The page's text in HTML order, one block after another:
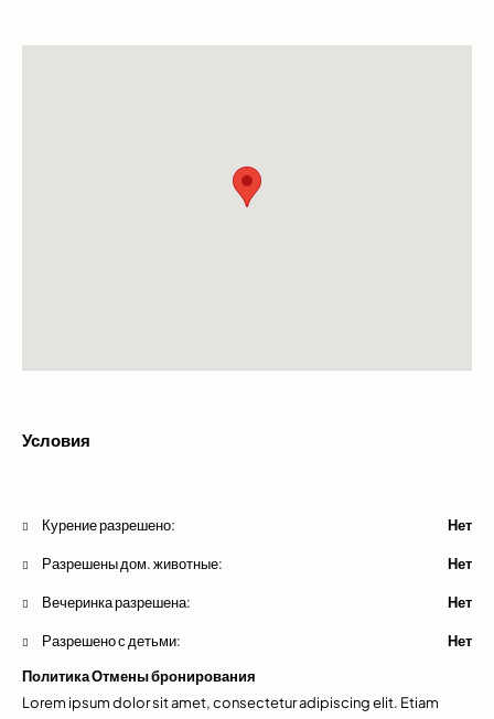
Условия
Курение разрешено: Нет
Разрешены дом. животные: Нет
Вечеринка разрешена: Нет
Разрешено с детьми:
Нет
Политика Отмены бронирования
Lorem ipsum dolor sit amet, consectetur adipiscing elit. Etiam